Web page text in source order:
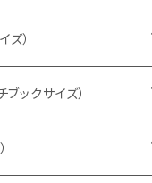
ズ）
ミリ）
ミリ）
ックサイズ）
ミリ）